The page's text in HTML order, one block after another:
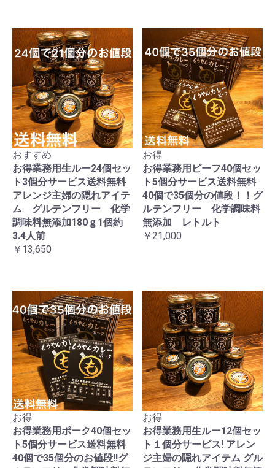
おすすめ
お得業務用生ルー24個セッ
ト3個分サービス送料無料
アレンジ主婦の隠れアイテ
ム グルテンフリー 化学
調味料無添加180ｇ1個約
3.4人前
￥13,650
お得
お得業務用ビーフ40個セッ
ト5個分サービス送料無料
40個で35個分の値段！！グ
ルテンフリー 化学調味料
無添加 レトルト
￥21,000
お得
お得業務用ポーク40個セッ
ト5個分サービス送料無料
40個で35個分のお値段!!グ
お得
お得業務用生ルー12個セッ
ト１個分サービス! アレン
ジ主婦の隠れアイテム グル